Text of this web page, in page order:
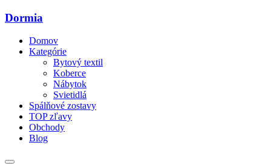
Dormia
Domov
Kategórie
Bytový textil
Koberce
Nábytok
Svietidlá
Spálňové zostavy
TOP zľavy
Obchody
Blog